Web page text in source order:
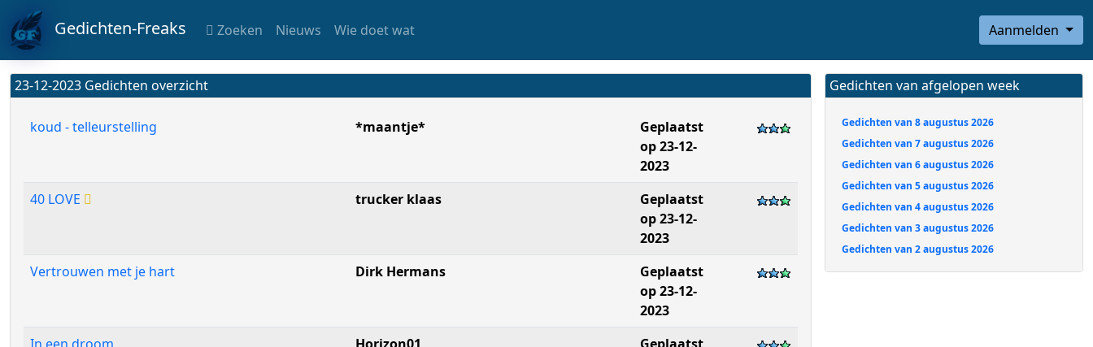
Gedichten-Freaks Zoeken Nieuws Wie doet wat Aanmelden
23-12-2023 Gedichten overzicht
koud - telleurstelling *maantje*
Geplaatst
op 23-12-
2023
40 LOVE
trucker klaas
Geplaatst
op 23-12-
2023
Vertrouwen met je hart
Dirk Hermans
Geplaatst
op 23-12-
2023
Gedichten van afgelopen week
Gedichten van 8 augustus 2026
Gedichten van 7 augustus 2026
Gedichten van 6 augustus 2026
Gedichten van 5 augustus 2026
Gedichten van 4 augustus 2026
Gedichten van 3 augustus 2026
Gedichten van 2 augustus 2026